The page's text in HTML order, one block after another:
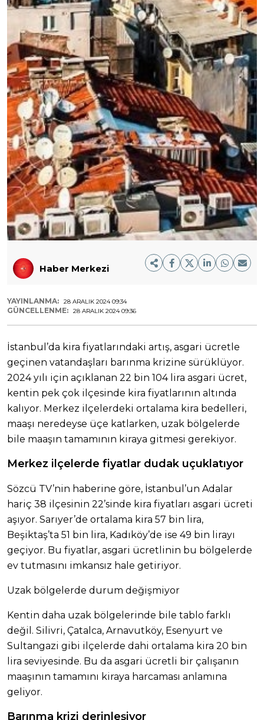
Haber Merkezi
YAYINLANMA: 28 ARALIK 2024 09:34
GÜNCELLENME: 28 ARALIK 2024 09:36
İstanbul’da kira fiyatlarındaki artış, asgari ücretle
geçinen vatandaşları barınma krizine sürüklüyor.
2024 yılı için açıklanan 22 bin 104 lira asgari ücret,
kentin pek çok ilçesinde kira fiyatlarının altında
kalıyor. Merkez ilçelerdeki ortalama kira bedelleri,
maaşı neredeyse üçe katlarken, uzak bölgelerde
bile maaşın tamamının kiraya gitmesi gerekiyor.
Merkez ilçelerde fiyatlar dudak uçuklatıyor
Sözcü TV’nin haberine göre, İstanbul’un Adalar
hariç 38 ilçesinin 22’sinde kira fiyatları asgari ücreti
aşıyor. Sarıyer’de ortalama kira 57 bin lira,
Beşiktaş’ta 51 bin lira, Kadıköy’de ise 49 bin lirayı
geçiyor. Bu fiyatlar, asgari ücretlinin bu bölgelerde
ev tutmasını imkansız hale getiriyor.
Uzak bölgelerde durum değişmiyor
Kentin daha uzak bölgelerinde bile tablo farklı
değil. Silivri, Çatalca, Arnavutköy, Esenyurt ve
Sultangazi gibi ilçelerde dahi ortalama kira 20 bin
lira seviyesinde. Bu da asgari ücretli bir çalışanın
maaşının tamamını kiraya harcaması anlamına
geliyor.
Barınma krizi derinleşiyor